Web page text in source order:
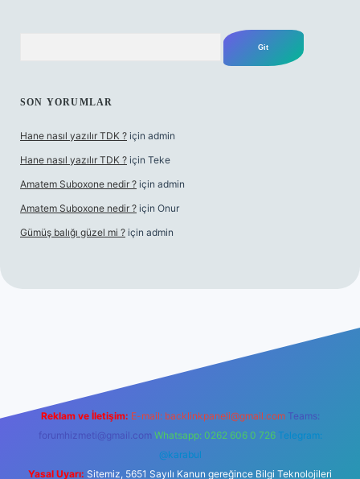
SON YORUMLAR
Hane nasıl yazılır TDK ? için admin
Hane nasıl yazılır TDK ? için Teke
Amatem Suboxone nedir ? için admin
Amatem Suboxone nedir ? için Onur
Gümüş balığı güzel mi ? için admin
Reklam ve İletişim: E-mail: backlinkpaneli@gmail.com Teams:
forumhizmeti@gmail.com Whatsapp: 0262 606 0 726 Telegram:
@karabul
Yasal Uyarı: Sitemiz, 5651 Sayılı Kanun gereğince Bilgi Teknolojileri